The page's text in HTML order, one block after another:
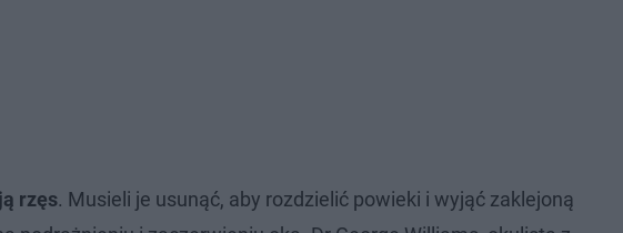
rzęs. Musieli je usunąć, aby rozdzielić powieki i wyjąć zaklejoną